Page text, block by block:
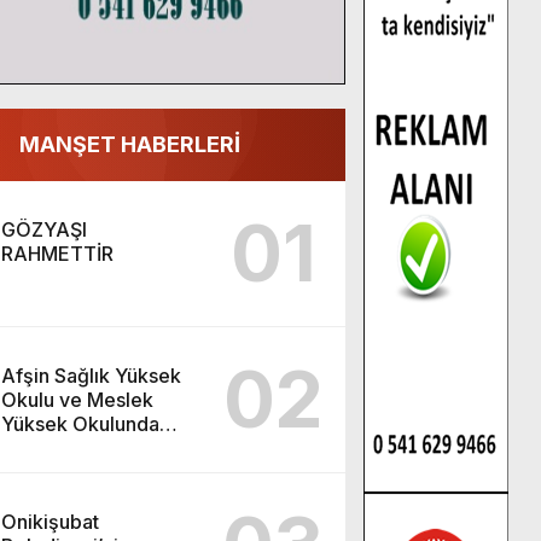
MANŞET HABERLERİ
GÖZYAŞI
RAHMETTİR
01
Afşin Sağlık Yüksek
Okulu ve Meslek
Yüksek Okulunda
02
Onikişubat